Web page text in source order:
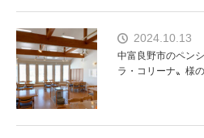
2024.10.13
中富良野市のペン
ラ・コリーナ〟様